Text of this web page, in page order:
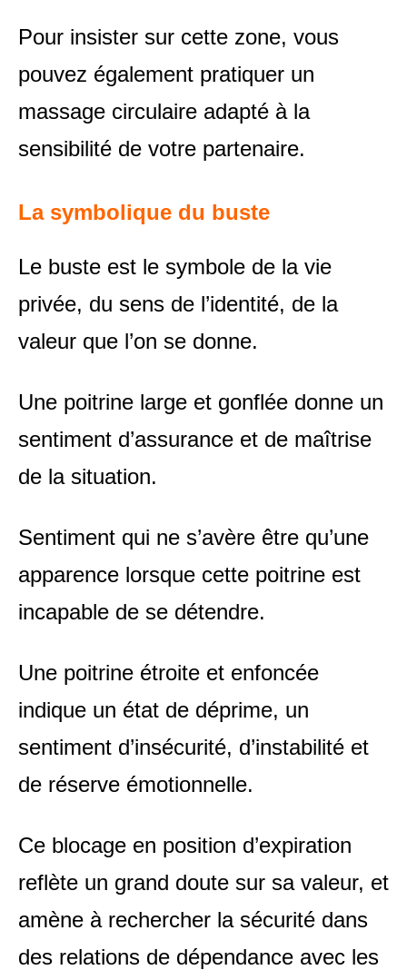
Pour insister sur cette zone, vous
pouvez également pratiquer un
massage circulaire adapté à la
sensibilité de votre partenaire.
La symbolique du buste
Le buste est le symbole de la vie
privée, du sens de l’identité, de la
valeur que l’on se donne.
Une poitrine large et gonflée donne un
sentiment d’assurance et de maîtrise
de la situation.
Sentiment qui ne s’avère être qu’une
apparence lorsque cette poitrine est
incapable de se détendre.
Une poitrine étroite et enfoncée
indique un état de déprime, un
sentiment d’insécurité, d’instabilité et
de réserve émotionnelle.
Ce blocage en position d’expiration
reflète un grand doute sur sa valeur, et
amène à rechercher la sécurité dans
des relations de dépendance avec les